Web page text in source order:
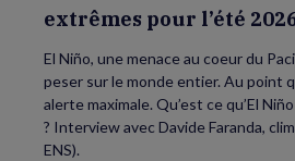
extrêmes pour l’été
El Niño, une menace au coeur du
peser sur le monde entier. Au point
alerte maximale. Qu’est ce qu’El
? Interview avec Davide Faranda,
ENS).